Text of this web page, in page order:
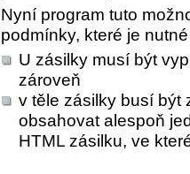
Nyní program tuto
podmínky, které je
U zásilky musí být
zároveň
v těle zásilky busí být
obsahovat alespoň
HTML zásilku, ve